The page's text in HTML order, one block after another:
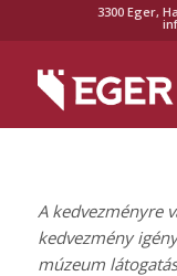
3300 Eger,
A kedvezményre
kedvezmény
múzeum